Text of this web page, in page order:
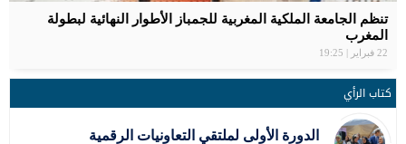
سبورتينغ الدار البيضاء لكرة القدم النسوية يوقّع شراكة استراتيجية
مع علامة رائدة في مجال المشروبات الرياضية
تنظم الجامعة الملكية المغربية للجمباز الأطوار النهائية لبطولة
المغرب
22 فبراير | 19:25
المغربية سعاد مقتدري تواصل التحدي برالي دكار بالمملكة العربية
السعودية
بلاغ الصحفي… اللجنة الإقليمية للمبادرة الوطنية للتنمية البشرية
عمالة مقاطعة عين الشق
سفيان البقالي فخر المغرب ، اهدى لصاحب الجلالة الميدالية
الاولمبية .
مواعيد مباريات المنتخب الأولمبي المغربي في أولمبياد باريس
2024 – مسابقة كرة القدم
الرجاء البيضاوي يتوج بكأس العرش للمرة التاسعة
كتاب الرأي
الدورة الأولى لملتقي التعاونيات الرقمية